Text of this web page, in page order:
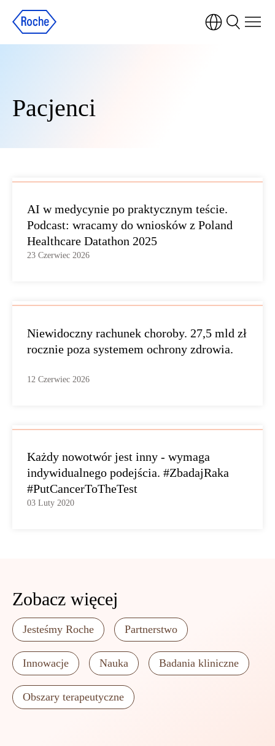
Pacjenci
AI w medycynie po praktycznym teście.
Podcast: wracamy do wniosków z Poland
Healthcare Datathon 2025
23 Czerwiec 2026
Niewidoczny rachunek choroby. 27,5 mld zł
rocznie poza systemem ochrony zdrowia.
12 Czerwiec 2026
Każdy nowotwór jest inny - wymaga
indywidualnego podejścia. #ZbadajRaka
#PutCancerToTheTest
03 Luty 2020
Zobacz więcej
Jesteśmy Roche Partnerstwo
Innowacje Nauka Badania kliniczne
Obszary terapeutyczne